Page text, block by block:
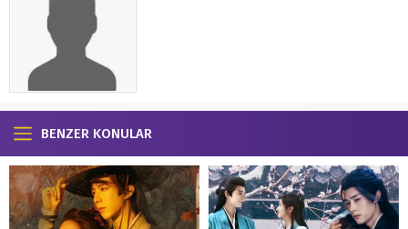
BENZER KONULAR